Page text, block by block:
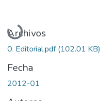
Cargando...
Archivos
0. Editorial.pdf(102.01 KB)
Fecha
2012-01